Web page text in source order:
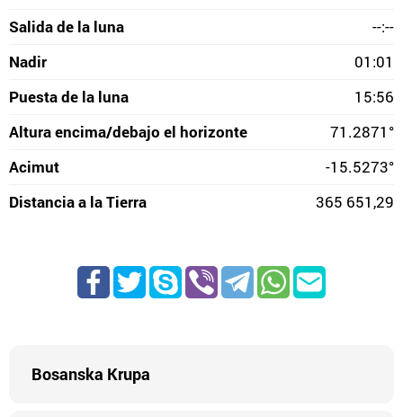
Salida de la luna
--:--
Nadir
01:01
Puesta de la luna
15:56
Altura encima/debajo el horizonte
71.2871°
Acimut
-15.5273°
Distancia a la Tierra
365 651,29
Bosanska Krupa